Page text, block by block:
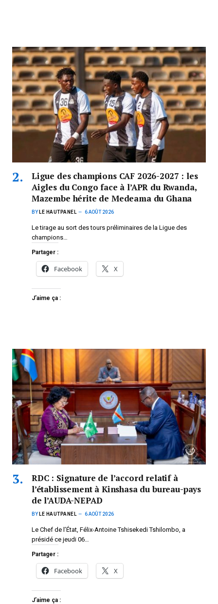
Ligue des champions CAF 2026-2027 : les
Aigles du Congo face à l’APR du Rwanda,
Mazembe hérite de Medeama du Ghana
BY LE HAUTPANEL 6 AOÛT 2026
Le tirage au sort des tours préliminaires de la Ligue des
champions…
Partager :
Facebook X
J’aime ça :
RDC : Signature de l’accord relatif à
l’établissement à Kinshasa du bureau-pays
de l’AUDA-NEPAD
BY LE HAUTPANEL 6 AOÛT 2026
Le Chef de l’État, Félix-Antoine Tshisekedi Tshilombo, a
présidé ce jeudi 06…
Partager :
Facebook X
J’aime ça :